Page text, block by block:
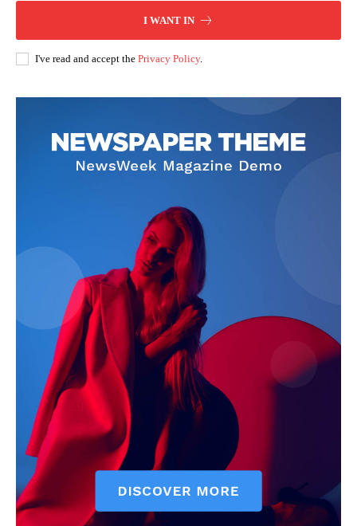
I WANT IN
I've read and accept the Privacy Policy.